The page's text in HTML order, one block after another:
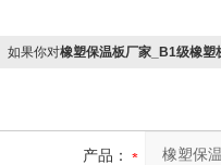
如果你对橡塑保温板厂家_B1级橡塑
产品：